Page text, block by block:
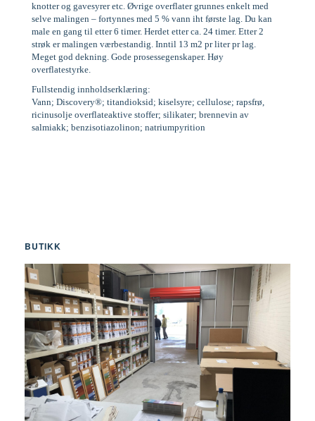
knotter og gavesyrer etc. Øvrige overflater grunnes enkelt med
selve malingen – fortynnes med 5 % vann iht første lag. Du kan
male en gang til etter 6 timer. Herdet etter ca. 24 timer. Etter 2
strøk er malingen værbestandig. Inntil 13 m2 pr liter pr lag.
Meget god dekning. Gode prosessegenskaper. Høy
overflatestyrke.
Fullstendig innholdserklæring:
Vann; Discovery®; titandioksid; kiselsyre; cellulose; rapsfrø,
ricinusolje overflateaktive stoffer; silikater; brennevin av
salmiakk; benzisotiazolinon; natriumpyrition
BUTIKK